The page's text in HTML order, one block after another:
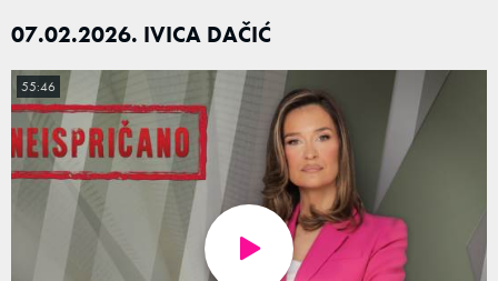
07.02.2026. IVICA DAČIĆ
55:46